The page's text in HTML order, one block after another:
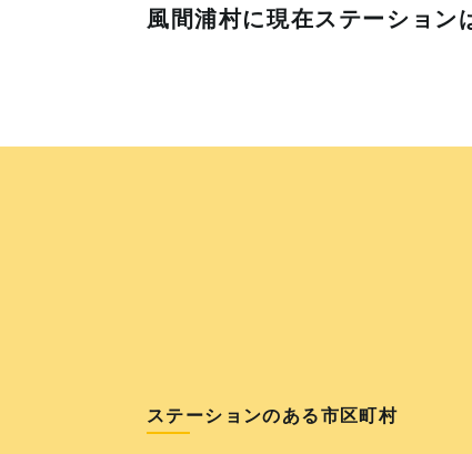
風間浦村に現在ステーション
ステーションのある市区町村